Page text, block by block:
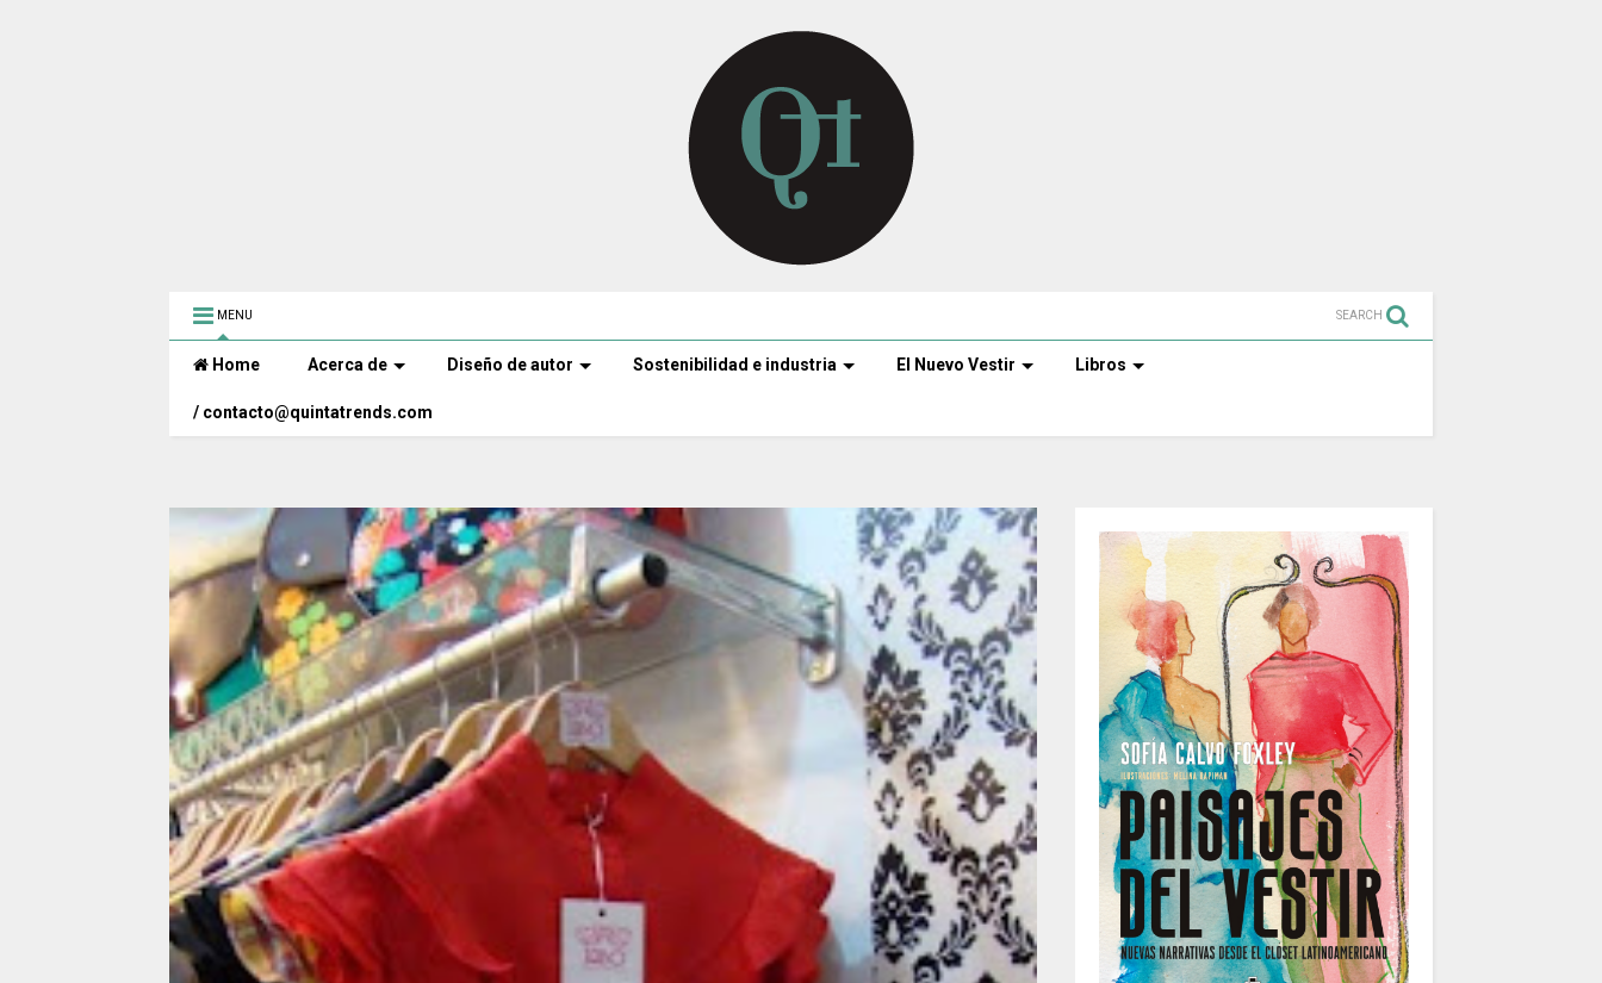
MENU SEARCH
Home Acerca de Diseño de autor Sostenibilidad e industria El Nuevo Vestir Libros
/ contacto@quintatrends.com